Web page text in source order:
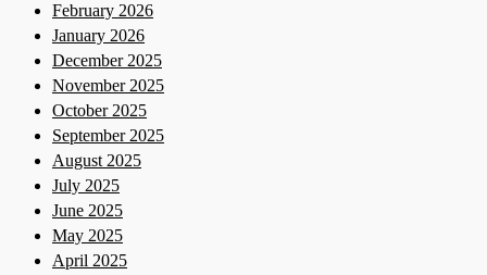
February 2026
January 2026
December 2025
November 2025
October 2025
September 2025
August 2025
July 2025
June 2025
May 2025
April 2025